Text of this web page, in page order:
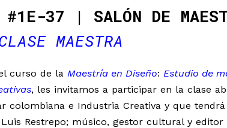
37 | SALÓN DE
MAESTRA
curso de la Maestría en Diseño: Estudio de
, les invitamos a participar en la clase
colombiana e Industria Creativa y que
Restrepo; músico, gestor cultural y